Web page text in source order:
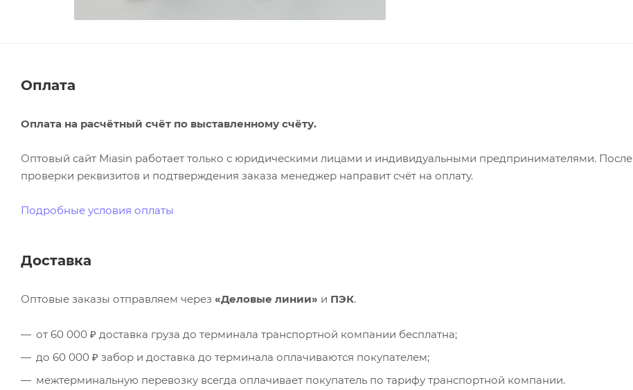
Оплата
Оплата на расчётный счёт по выставленному счёту.
Оптовый сайт Miasin работает только с юридическими лицами и индивидуальными предпринимателями. После
проверки реквизитов и подтверждения заказа менеджер направит счёт на оплату.
Подробные условия оплаты
Доставка
Оптовые заказы отправляем через «Деловые линии» и ПЭК.
от 60 000 ₽ доставка груза до терминала транспортной компании бесплатна;
до 60 000 ₽ забор и доставка до терминала оплачиваются покупателем;
межтерминальную перевозку всегда оплачивает покупатель по тарифу транспортной компании.